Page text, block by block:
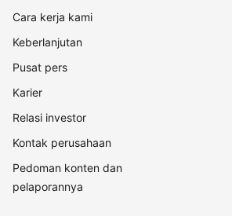
Cara kerja kami
Keberlanjutan
Pusat pers
Karier
Relasi investor
Kontak perusahaan
Pedoman konten dan
pelaporannya